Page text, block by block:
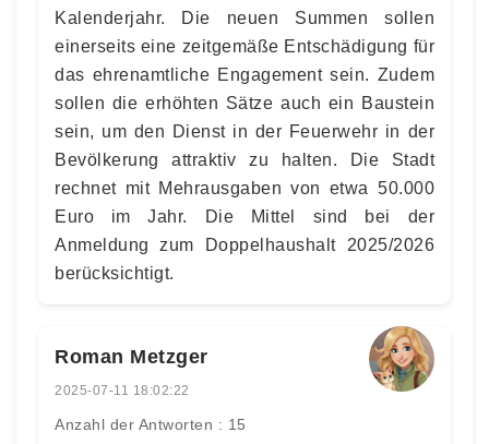
Kalenderjahr. Die neuen Summen sollen
einerseits eine zeitgemäße Entschädigung für
das ehrenamtliche Engagement sein. Zudem
sollen die erhöhten Sätze auch ein Baustein
sein, um den Dienst in der Feuerwehr in der
Bevölkerung attraktiv zu halten. Die Stadt
rechnet mit Mehrausgaben von etwa 50.000
Euro im Jahr. Die Mittel sind bei der
Anmeldung zum Doppelhaushalt 2025/2026
berücksichtigt.
Roman Metzger
2025-07-11 18:02:22
Anzahl der Antworten : 15